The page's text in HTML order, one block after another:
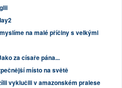
na malé příčiny s velkými
za císaře pána...
místo na světě
vyklučili v amazonském pralese